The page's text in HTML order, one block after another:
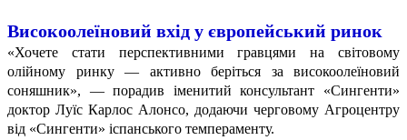
Високоолеїновий вхід у європейський ринок
«Хочете стати перспективними гравцями на світовому
олійному ринку — активно беріться за високоолеїновий
соняшник», — порадив іменитий консультант «Сингенти»
доктор Луїс Карлос Алонсо, додаючи черговому Агроцентру
від «Сингенти» іспанського темпераменту.